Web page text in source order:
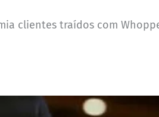
clientes traídos com